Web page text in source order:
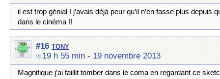
il est trop génial ! j’avais déjà peur qu’il n’en fasse plus depuis
dans le cinéma !!
#16 tony
19 h 55 min - 19 novembre 2013
Magnifique j’ai faillit tomber dans le coma en regardant ce